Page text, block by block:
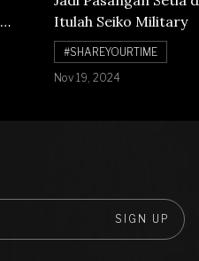
Itulah Seiko Military
#SHAREYOURTIME
Nov 19, 2024
SIGN UP